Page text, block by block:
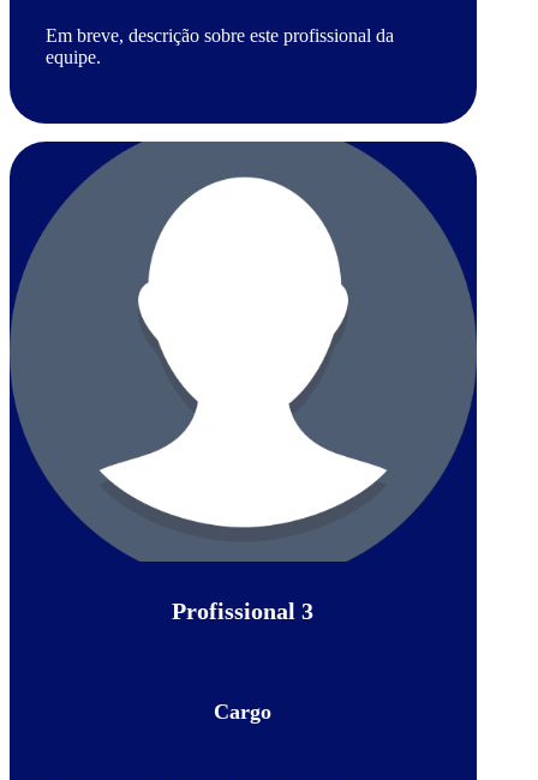
Em breve, descrição sobre este profissional da
equipe.
Profissional 3
Cargo